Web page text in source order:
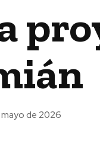
de 2026